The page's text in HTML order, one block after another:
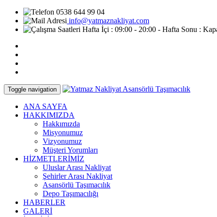
0538 644 99 04
info@yatmaznakliyat.com
Hafta İçi : 09:00 - 20:00 - Hafta Sonu :
Toggle navigation
ANA SAYFA
HAKKIMIZDA
Hakkımızda
Misyonumuz
Vizyonumuz
Müşteri Yorumları
HİZMETLERİMİZ
Uluslar Arası Nakliyat
Şehirler Arası Nakliyat
Asansörlü Taşımacılık
Depo Taşımacılığı
HABERLER
GALERİ